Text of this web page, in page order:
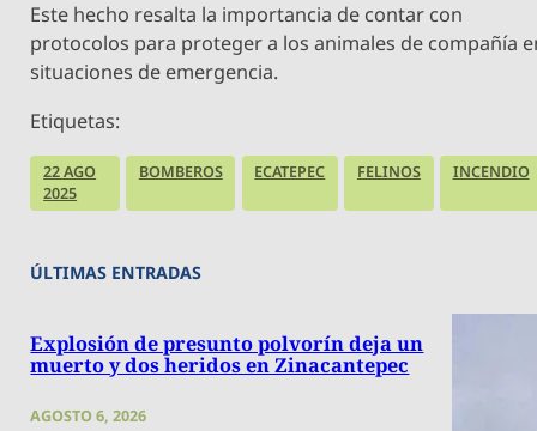
Este hecho resalta la importancia de contar con
protocolos para proteger a los animales de compañía
situaciones de emergencia.
Etiquetas:
22 AGO
2025
BOMBEROS ECATEPEC FELINOS INCENDIO
ÚLTIMAS ENTRADAS
Explosión de presunto polvorín deja un
muerto y dos heridos en Zinacantepec
AGOSTO 6, 2026